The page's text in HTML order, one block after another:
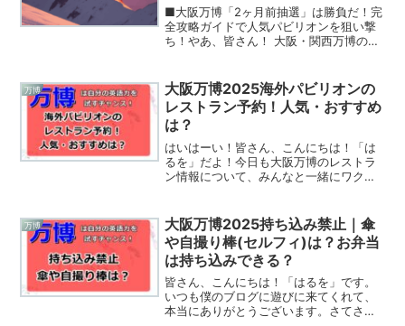
■大阪万博「2ヶ月前抽選」は勝負だ！完
全攻略ガイドで人気パビリオンを狙い撃
ち！やあ、皆さん！ 大阪・関西万博の開
でしょうか？ 僕もね、万博の情報を追い
かける毎日なんです...
万博
大阪万博2025海外パビリオンの
レストラン予約！人気・おすすめ
は？
はいはーい！皆さん、こんにちは！「は
るを」だよ！今日も大阪万博のレストラ
ン情報について、みんなと一緒にワクワ
触れるのも楽しみだけど、やっぱり美味
しいものを味わいたいじゃ...
万博
大阪万博2025持ち込み禁止｜傘
や自撮り棒(セルフィ)は？お弁当
は持ち込みできる？
皆さん、こんにちは！「はるを」です。
いつも僕のブログに遊びに来てくれて、
本当にありがとうございます。さてさ